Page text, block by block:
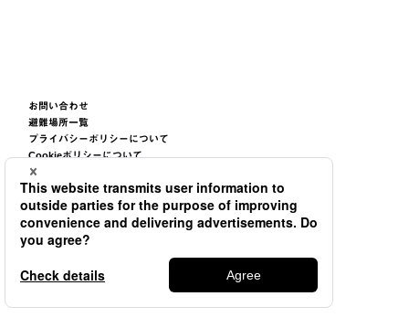
お問い合わせ
避難場所一覧
プライバシーポリシーについて
Cookieポリシーについて
サイトご利用条件について
サイトマップ
TSUNEISHI GROUP CORPORATION.